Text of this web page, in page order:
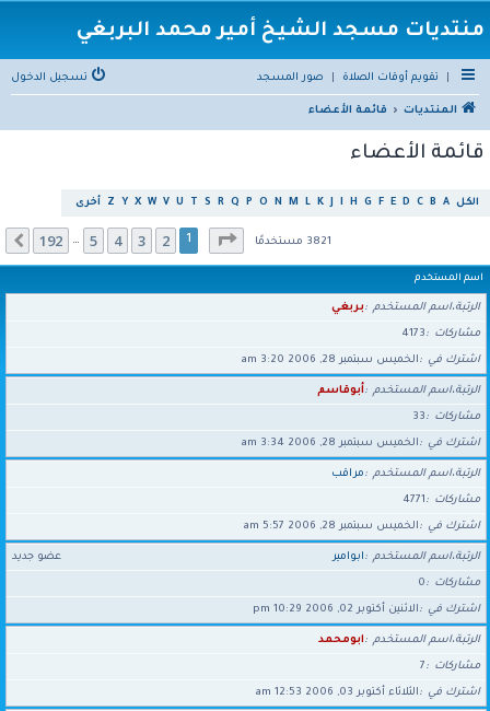
منتديات مسجد الشيخ أمير محمد البربغي
تقويم أوقات الصلاة صور المسجد تسجيل الدخول
المنتديات قائمة الأعضاء
قائمة الأعضاء
الكل A
B
C
D
E
F
G
H
K
L
M
N
O
P
Q
R
S
U
V
W
X
Y
Z أخرى
3821 مستخدمًاصفحة1من 192
2
3
4
5
…
192 التالي
اسم المستخدم
الرتبة،اسم المستخدم بربغي
مشاركات 4173
اشترك في الخميس سبتمبر 28, 2006 3:20 am
الرتبة،اسم المستخدم أبوقاسم
مشاركات 33
اشترك في الخميس سبتمبر 28, 2006 3:34 am
الرتبة،اسم المستخدم مراقب
مشاركات 4771
اشترك في الخميس سبتمبر 28, 2006 5:57 am
الرتبة،اسم المستخدم عضو جديد ابوامير
مشاركات 0
اشترك في الاثنين أكتوبر 02, 2006 10:29 pm
الرتبة،اسم المستخدم ابومحمد
مشاركات 7
اشترك في الثلاثاء أكتوبر 03, 2006 12:53 am